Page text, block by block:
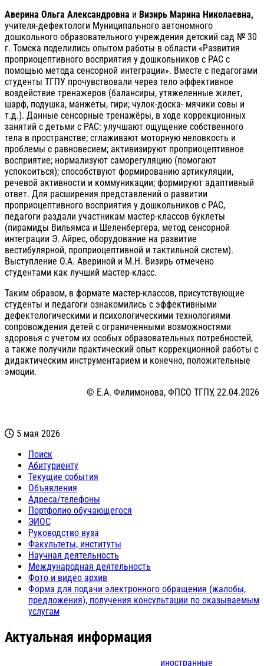
Аверина Ольга Александровна и Визирь Марина Николаевна,
учителя-дефектологи Муниципального автономного
дошкольного образовательного учреждения детский сад № 30
г. Томска поделились опытом работы в области «Развития
проприоцептивного восприятия у дошкольников с РАС с
помощью метода сенсорной интеграции». Вместе с педагогами
студенты ТГПУ прочувствовали через тело эффективное
воздействие тренажеров (балансиры, утяжеленные жилет,
шарф, подушка, манжеты, гири; чулок-доска- мячики совы и
т.д.). Данные сенсорные тренажёры, в ходе коррекционных
занятий с детьми с РАС: улучшают ощущение собственного
тела в пространстве; сглаживают моторную неловкость и
проблемы с равновесием; активизируют проприоцептивное
восприятие; нормализуют саморегуляцию (помогают
успокоиться); способствуют формированию артикуляции,
речевой активности и коммуникации; формируют адаптивный
ответ. Для расширения представлений о развитии
проприоцептивного восприятия у дошкольников с РАС,
педагоги раздали участникам мастер-классов буклеты
(пирамиды Вильямса и Шеленбергера, метод сенсорной
интеграции Э. Айрес, оборудование на развитие
вестибулярной, проприоцептивной и тактильной систем).
Выступление О.А. Авериной и М.Н. Визирь отмечено
студентами как лучший мастер-класс.
Таким образом, в формате мастер-классов, присутствующие
студенты и педагоги ознакомились с эффективными
дефектологическими и психологическими технологиями
сопровождения детей с ограниченными возможностями
здоровья с учетом их особых образовательных потребностей,
а также получили практический опыт коррекционной работы с
дидактическим инструментарием и конечно, положительные
эмоции.
© Е.А. Филимонова, ФПСО ТГПУ, 22.04.2026
5 мая 2026
Поиск
Абитуриенту
Текущие события
Объявления
Адреса/телефоны
Портфолио обучающегося
ЭИОС
Руководство вуза
Факультеты, институты
Научная деятельность
Международная деятельность
Фото и видео архив
Форма для подачи электронного обращения (жалобы,
предложения), получения консультации по оказываемым
услугам
Актуальная информация
иностранные